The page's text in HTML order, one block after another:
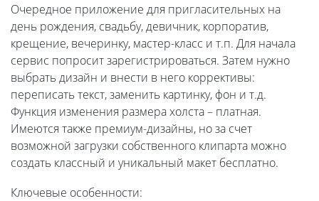
Очередное приложение для пригласительных на
день рождения, свадьбу, девичник, корпоратив,
крещение, вечеринку, мастер-класс и т.п. Для начала
сервис попросит зарегистрироваться. Затем нужно
выбрать дизайн и внести в него коррективы:
переписать текст, заменить картинку, фон и т.д.
Функция изменения размера холста – платная.
Имеются также премиум-дизайны, но за счет
возможной загрузки собственного клипарта можно
создать классный и уникальный макет бесплатно.
Ключевые особенности: